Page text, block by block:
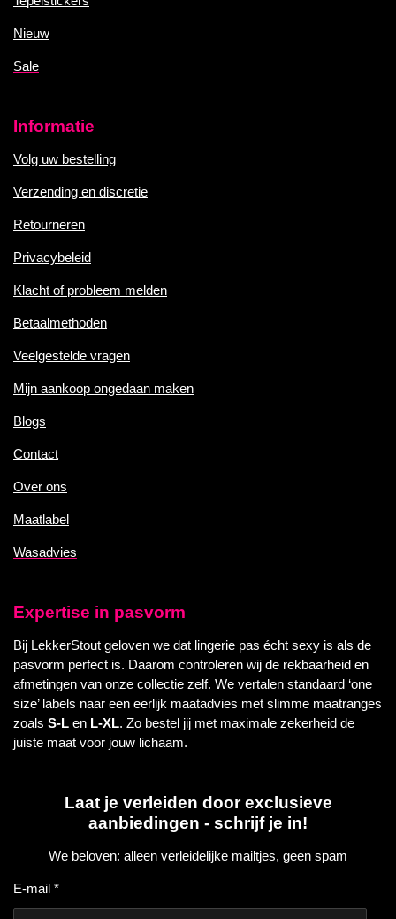
Nieuw
Sale
Informatie
Volg uw bestelling
Verzending en discretie
Retourneren
Privacybeleid
Klacht of probleem melden
Betaalmethoden
Veelgestelde vragen
Mijn aankoop ongedaan maken
Blogs
Contact
Over ons
Maatlabel
Wasadvies
Expertise in pasvorm
Bij LekkerStout geloven we dat lingerie pas écht sexy is als de
pasvorm perfect is. Daarom controleren wij de rekbaarheid en
afmetingen van onze collectie zelf. We vertalen standaard ‘one
size’ labels naar een eerlijk maatadvies met slimme maatranges
zoals S-L en L-XL. Zo bestel jij met maximale zekerheid de
juiste maat voor jouw lichaam.
Laat je verleiden door exclusieve
aanbiedingen - schrijf je in!
We beloven: alleen verleidelijke mailtjes, geen spam
E-mail *